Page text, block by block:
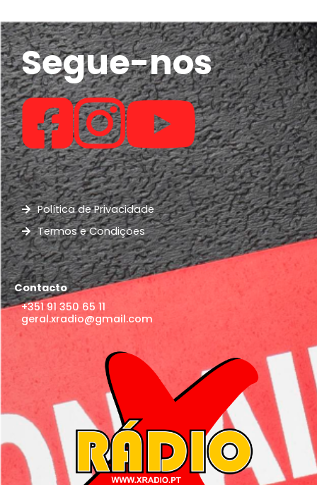
Segue-nos
Política de Privacidade
Termos e Condições
Contacto
+351 91 350 65 11
geral.xradio@gmail.com